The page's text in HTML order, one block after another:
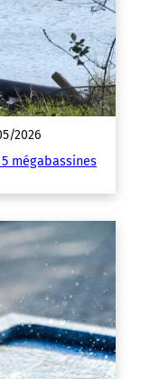
2026
mégabassines